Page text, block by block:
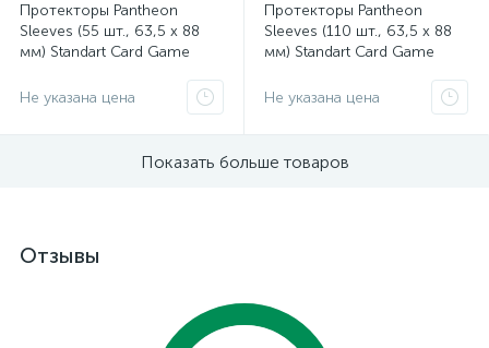
Протекторы Pantheon
Sleeves (55 шт., 63,5 x 88
мм) Standart Card Game
Не указана цена
Протекторы Pantheon
Sleeves (110 шт., 63,5 x 88
мм) Standart Card Game
Не указана цена
Показать больше товаров
Отзывы